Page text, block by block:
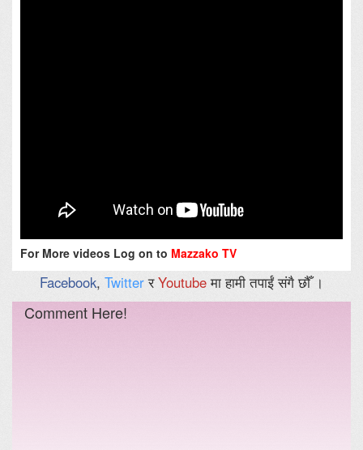
For More videos Log on to Mazzako TV
Facebook, TwitterरYoutubeमा हामी तपाईं संगै छौँ ।
Comment Here!